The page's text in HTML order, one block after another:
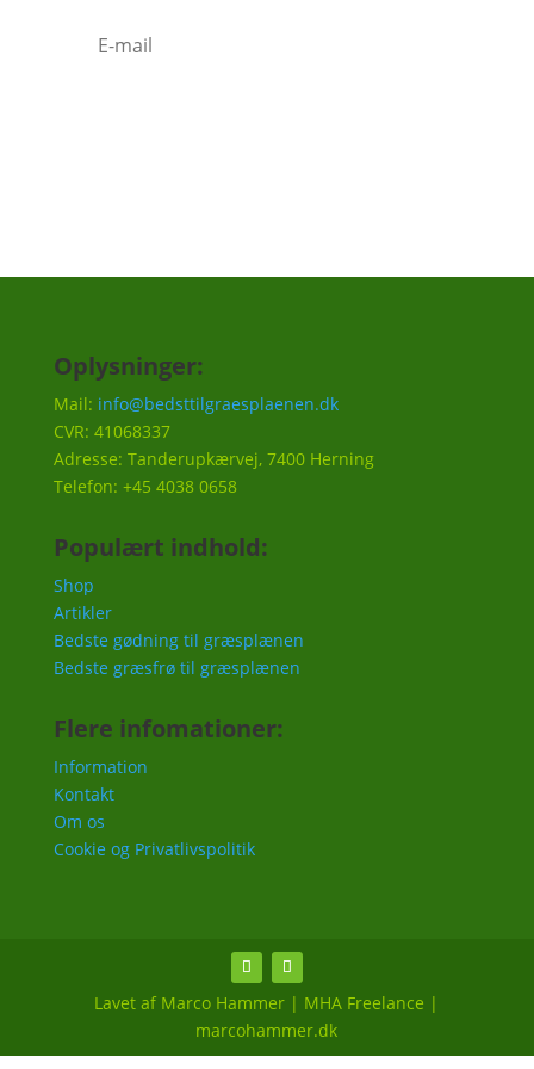
Oplysninger:
Mail: info@bedsttilgraesplaenen.dk
CVR: 41068337
Adresse: Tanderupkærvej, 7400 Herning
Telefon: +45 4038 0658
Populært indhold:
Shop
Artikler
Bedste gødning til græsplænen
Bedste græsfrø til græsplænen
Flere infomationer:
Information
Kontakt
Om os
Cookie og Privatlivspolitik
Lavet af Marco Hammer | MHA Freelance |
marcohammer.dk